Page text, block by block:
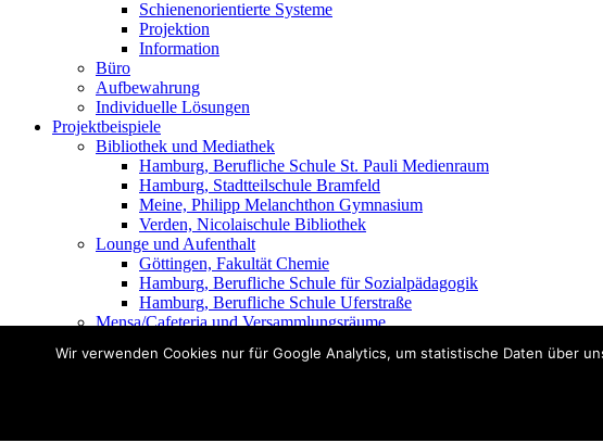
Schienenorientierte Systeme
Projektion
Information
Büro
Aufbewahrung
Individuelle Lösungen
Projektbeispiele
Bibliothek und Mediathek
Hamburg, Berufliche Schule St. Pauli Medienraum
Hamburg, Stadtteilschule Bramfeld
Meine, Philipp Melanchthon Gymnasium
Verden, Nicolaischule Bibliothek
Lounge und Aufenthalt
Göttingen, Fakultät Chemie
Hamburg, Berufliche Schule für Sozialpädagogik
Hamburg, Berufliche Schule Uferstraße
Mensa/Cafeteria und Versammlungsräume
Gehrden – Mensa des Schulzentrums
Wir verwenden Cookies nur für Google Analytics, um statistische Daten über